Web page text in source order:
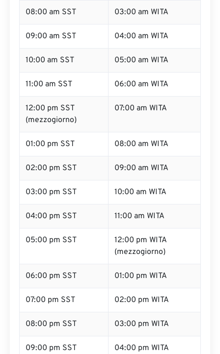
08:00 am SST 03:00 am WITA
09:00 am SST 04:00 am WITA
10:00 am SST 05:00 am WITA
11:00 am SST 06:00 am WITA
12:00 pm SST
(mezzogiorno)
07:00 am WITA
01:00 pm SST 08:00 am WITA
02:00 pm SST 09:00 am WITA
03:00 pm SST 10:00 am WITA
04:00 pm SST 11:00 am WITA
05:00 pm SST
12:00 pm WITA
(mezzogiorno)
06:00 pm SST 01:00 pm WITA
07:00 pm SST 02:00 pm WITA
08:00 pm SST 03:00 pm WITA
09:00 pm SST 04:00 pm WITA